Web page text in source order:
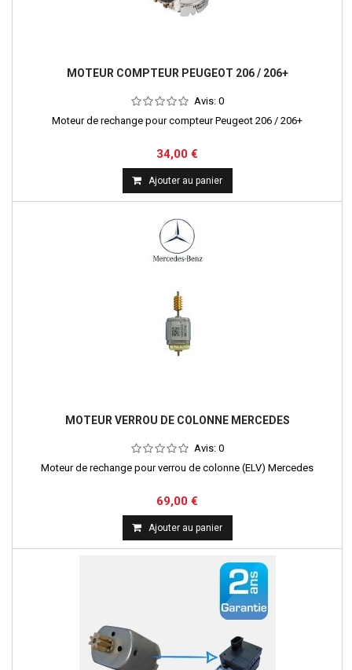
MOTEUR COMPTEUR PEUGEOT 206 / 206+
Avis: 0
Moteur de rechange pour compteur Peugeot 206 / 206+
34,00 €
Ajouter au panier
MOTEUR VERROU DE COLONNE MERCEDES
Avis: 0
Moteur de rechange pour verrou de colonne (ELV) Mercedes
69,00 €
Ajouter au panier